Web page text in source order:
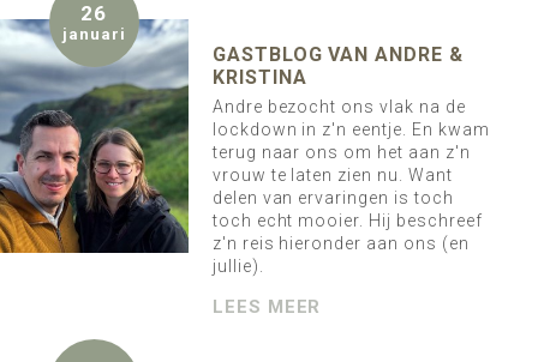
26
januari
GASTBLOG VAN ANDRE &
KRISTINA
Andre bezocht ons vlak na de
lockdown in z'n eentje. En kwam
terug naar ons om het aan z'n
vrouw te laten zien nu. Want
delen van ervaringen is toch
toch echt mooier. Hij beschreef
z'n reis hieronder aan ons (en
jullie).
LEES MEER